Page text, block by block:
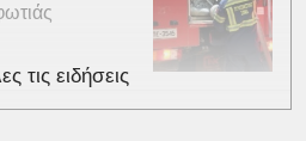
τις ειδήσεις